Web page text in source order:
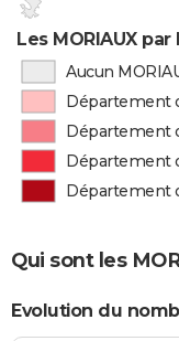
Les MORIAUX
Aucun
Département
Département
Département
Département
Qui sont les
Evolution du